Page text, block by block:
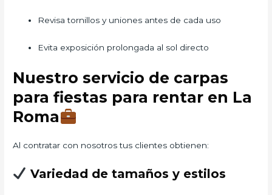
Revisa tornillos y uniones antes de cada uso
Evita exposición prolongada al sol directo
Nuestro servicio de carpas
para fiestas para rentar en La
Roma
Al contratar con nosotros tus clientes obtienen:
Variedad de tamaños y estilos